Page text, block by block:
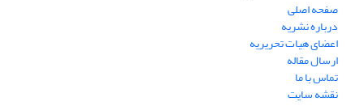
صفحه اصلی
درباره نشریه
اعضای هیات تحریریه
ارسال مقاله
تماس با ما
نقشه سایت